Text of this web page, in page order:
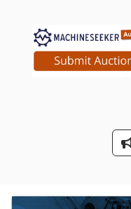
फल
मशीन वाइस 200 मिमी